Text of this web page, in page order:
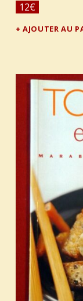
12€
AJOUTER AU